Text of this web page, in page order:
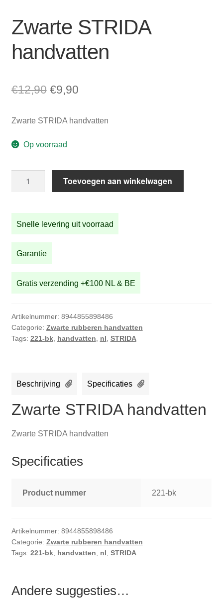
Zwarte STRIDA
handvatten
€12,90 Oorspronkelijke
was:
€12,90.
€9,90Huidige
is:
Zwarte STRIDA handvatten
Op voorraad
aantal
Toevoegen aan winkelwagen
Snelle levering uit voorraad
Garantie
Gratis verzending +€100 NL & BE
Artikelnummer: 8944855898486
Categorie: Zwarte rubberen handvatten
Tags: 221-bk, handvatten nl STRIDA
Beschrijving Specificaties
Zwarte STRIDA handvatten
Zwarte STRIDA handvatten
Specificaties
Product nummer 221-bk
Artikelnummer: 8944855898486
Categorie: Zwarte rubberen handvatten
Tags: 221-bk, handvatten, nl, STRIDA
Andere suggesties…